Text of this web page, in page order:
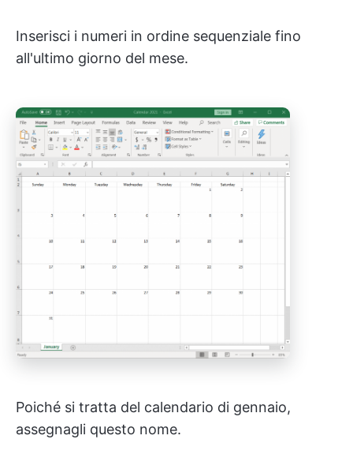
Inserisci i numeri in ordine sequenziale fino
all'ultimo giorno del mese.
Poiché si tratta del calendario di gennaio,
assegnagli questo nome.